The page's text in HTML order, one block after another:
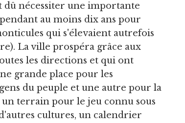
dû nécessiter une importante
au moins dix ans pour
qui s'élevaient autrefois
La ville prospéra grâce aux
les directions et qui ont
grande place pour les
du peuple et une autre pour la
terrain pour le jeu connu sous
cultures, un calendrier